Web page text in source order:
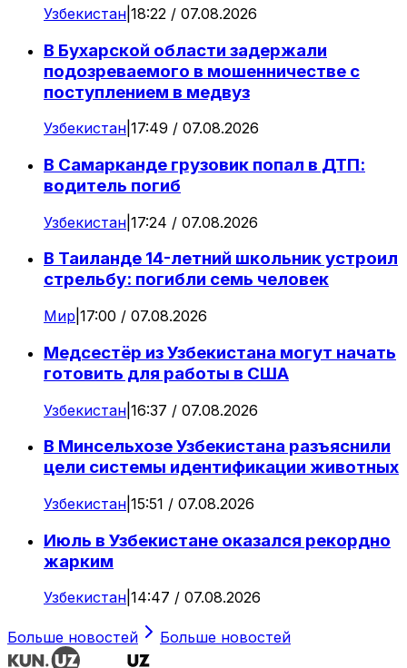
Узбекистан 18:22 / 07.08.2026
В Бухарской области задержали
подозреваемого в мошенничестве с
поступлением в медвуз
Узбекистан 17:49 / 07.08.2026
В Самарканде грузовик попал в ДТП:
водитель погиб
Узбекистан 17:24 / 07.08.2026
В Таиланде 14-летний школьник устроил
стрельбу: погибли семь человек
Мир 17:00 / 07.08.2026
Медсестёр из Узбекистана могут начать
готовить для работы в США
Узбекистан 16:37 / 07.08.2026
В Минсельхозе Узбекистана разъяснили
цели системы идентификации животных
Узбекистан 15:51 / 07.08.2026
Июль в Узбекистане оказался рекордно
жарким
Узбекистан 14:47 / 07.08.2026
Больше новостей Больше новостей